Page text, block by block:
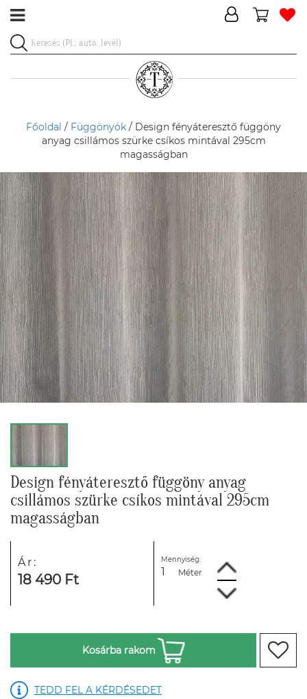
Főoldal / Függönyök / Design fényáteresztő függöny
anyag csillámos szürke csíkos mintával 295cm
magasságban
Design fényáteresztő függöny anyag
csillámos szürke csíkos mintával 295cm
magasságban
Ár:
18 490 Ft
Mennyiség:
Méter
Kosárba rakom
TEDD FEL A KÉRDÉSEDET